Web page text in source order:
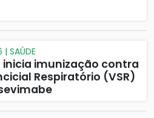
SAÚDE
imunização contra
Respiratório (VSR)